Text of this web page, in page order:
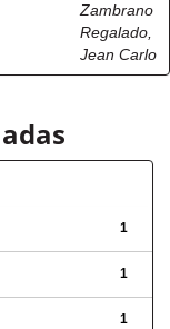
Zambrano
Regalado,
Jean Carlo
1
1
1